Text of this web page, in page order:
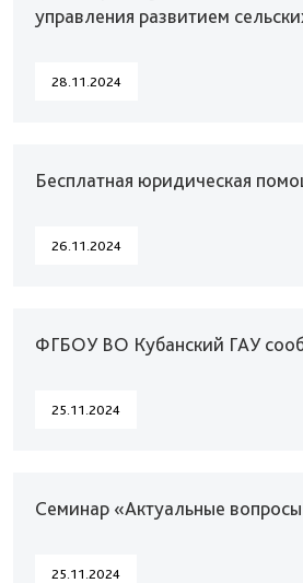
управления развитием
28.11.2024
Бесплатная юридическая
26.11.2024
ФГБОУ ВО Кубанский ГАУ
25.11.2024
Семинар «Актуальные
25.11.2024